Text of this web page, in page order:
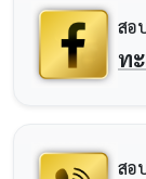
สอ
ท
สอ